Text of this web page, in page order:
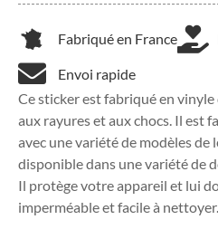
Fabriqué en France
Envoi rapide
Ce sticker est fabriqué en
aux rayures et aux chocs. Il est
avec une variété de modèles de
disponible dans une variété de
Il protège votre appareil et lui
imperméable et facile à nettoyer.